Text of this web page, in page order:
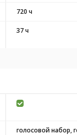
720 ч
37 ч
голосовой набор,